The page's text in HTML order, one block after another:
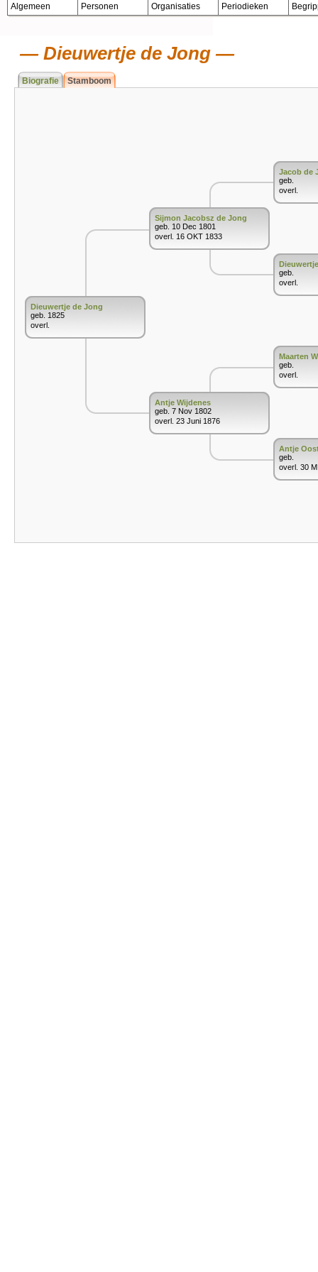
Algemeen Personen Organisaties Periodieken
Dieuwertje de Jong
Biografie Stamboom
Dieuwertje de Jong
geb. 1825
overl.
Sijmon Jacobsz de Jong
geb. 10 Dec 1801
overl. 16 OKT 1833
Antje Wijdenes
geb. 7 Nov 1802
overl. 23 Juni 1876
Jacob de
geb.
overl.
geb.
overl.
Maarten
geb.
overl.
Antje
geb.
overl. 30